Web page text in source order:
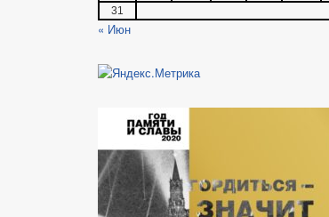
31
« Июн